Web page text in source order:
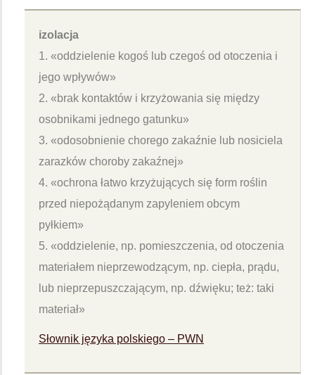
izolacja
1. «oddzielenie kogoś lub czegoś od otoczenia i
jego wpływów»
2. «brak kontaktów i krzyżowania się między
osobnikami jednego gatunku»
3. «odosobnienie chorego zakaźnie lub nosiciela
zarazków choroby zakaźnej»
4. «ochrona łatwo krzyżujących się form roślin
przed niepożądanym zapyleniem obcym
pyłkiem»
5. «oddzielenie, np. pomieszczenia, od otoczenia
materiałem nieprzewodzącym, np. ciepła, prądu,
lub nieprzepuszczającym, np. dźwięku; też: taki
materiał»
Słownik języka polskiego – PWN